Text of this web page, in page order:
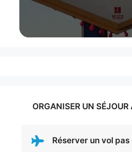
ORGANISER UN
Réserver un vol pas